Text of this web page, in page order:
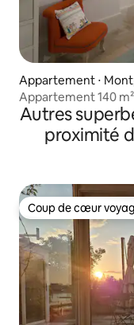
Appartement ⋅
Appartement 140
Autres
proximité
Coup de cœur
Coup de cœur